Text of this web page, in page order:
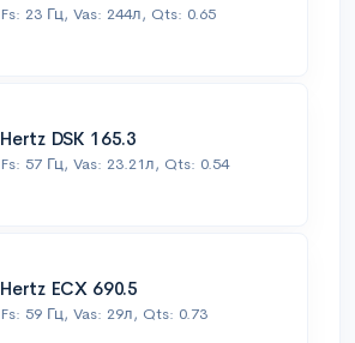
Fs: 23 Гц, Vas: 244л, Qts: 0.65
Hertz DSK 165.3
Fs: 57 Гц, Vas: 23.21л, Qts: 0.54
Hertz ECX 690.5
Fs: 59 Гц, Vas: 29л, Qts: 0.73